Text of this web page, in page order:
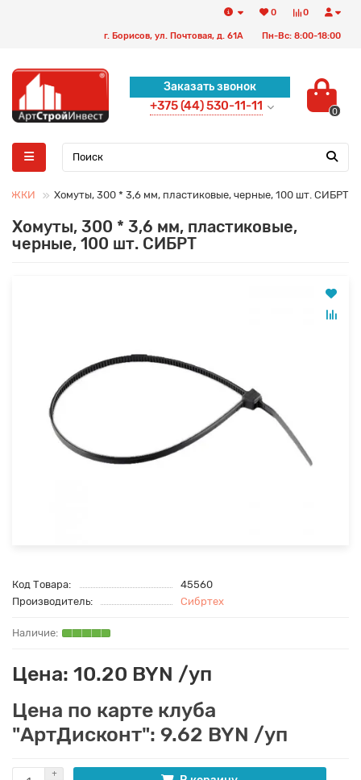
0
0
г. Борисов, ул. Почтовая, д. 61А Пн-Вс: 8:00-18:00
Заказать звонок
+375 (44) 530-11-11 0
Хомуты, 300 * 3,6 мм, пластиковые, черные, 100 шт. СИБРТ
Хомуты, 300 * 3,6 мм, пластиковые,
черные, 100 шт. СИБРТ
Код Товара:
45560
Производитель:
Сибртех
Цена: 10.20 BYN /уп
Цена по карте клуба
"АртДисконт": 9.62 BYN /уп